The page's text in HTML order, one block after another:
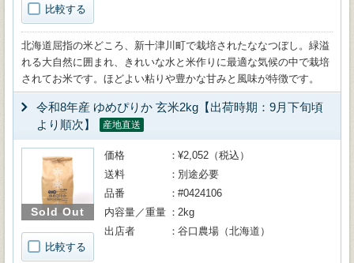
比較する
北海道屈指の米どころ、新十津川町で栽培されたななつぼし。緑溢
れる大自然に囲まれ、きれいな水と米作りに最適な気候の中で栽培
されてお米です。ほどよい粘りや豊かな甘みと風味が特徴です。
令和8年産 ゆめぴりか 玄米2kg【出荷時期：9月下旬頃
より順次】
産地直送
Sold Out
比較する
価格
¥2,052（税込）
送料
別途必要
品番
#0424106
内容量／重量
2kg
出店者
谷口農場（北海道）